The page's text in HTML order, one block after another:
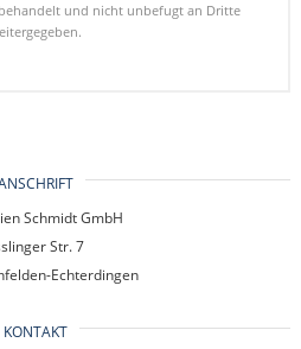
und nicht unbefugt an Dritte
Schmidt GmbH
Str. 7
Echterdingen
KONTAKT